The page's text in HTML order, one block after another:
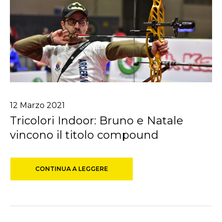
12 Marzo 2021
Tricolori Indoor: Bruno e Natale
vincono il titolo compound
CONTINUA A LEGGERE